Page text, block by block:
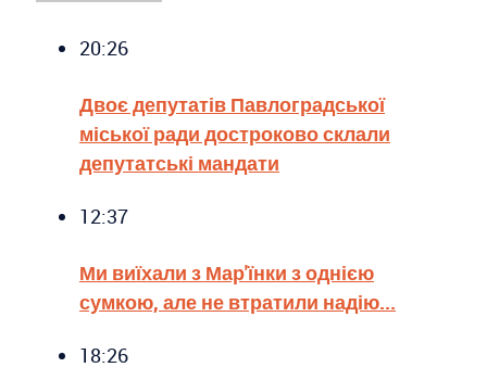
20:26
Двоє депутатів Павлоградської
міської ради достроково склали
депутатські мандати
12:37
Ми виїхали з Мар'їнки з однією
сумкою, але не втратили надію...
18:26